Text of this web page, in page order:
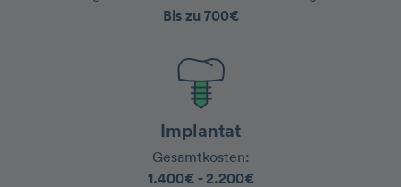
‍Bis zu 700€
Implantat
Gesamtkosten:
‍1.400€ - 2.200€